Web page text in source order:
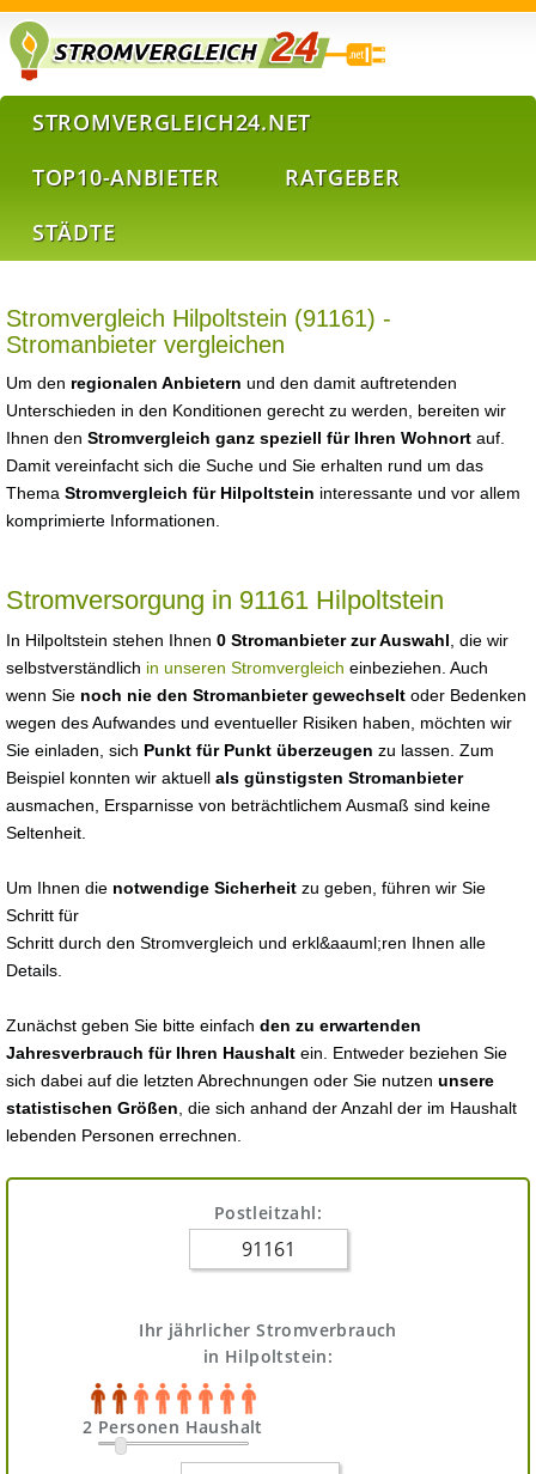
STROMVERGLEICH24.NET
TOP10-ANBIETER
RATGEBER
STÄDTE
Stromvergleich Hilpoltstein (91161) -
Stromanbieter vergleichen
Um den regionalen Anbietern und den damit auftretenden
Unterschieden in den Konditionen gerecht zu werden, bereiten wir
Ihnen den Stromvergleich ganz speziell für Ihren Wohnort auf.
Damit vereinfacht sich die Suche und Sie erhalten rund um das
Thema Stromvergleich für Hilpoltstein interessante und vor allem
komprimierte Informationen.
Stromversorgung in 91161 Hilpoltstein
In Hilpoltstein stehen Ihnen 0 Stromanbieter zur Auswahl , die wir
selbstverständlich in unseren Stromvergleich einbeziehen. Auch
wenn Sie noch nie den Stromanbieter gewechselt oder Bedenken
wegen des Aufwandes und eventueller Risiken haben, möchten wir
Sie einladen, sich Punkt für Punkt überzeugen zu lassen. Zum
Beispiel konnten wir aktuell als günstigsten Stromanbieter
ausmachen, Ersparnisse von beträchtlichem Ausmaß sind keine
Seltenheit.
Um Ihnen die notwendige Sicherheit zu geben, führen wir Sie
Schritt für
Schritt durch den Stromvergleich und erkl&aauml;ren Ihnen alle
Details.
Zunächst geben Sie bitte einfach den zu erwartenden
Jahresverbrauch für Ihren Haushalt ein. Entweder beziehen Sie
sich dabei auf die letzten Abrechnungen oder Sie nutzen unsere
statistischen Größen , die sich anhand der Anzahl der im Haushalt
lebenden Personen errechnen.
Postleitzahl:
Ihr jährlicher Stromverbrauch
in Hilpoltstein:
2 Personen Haushalt